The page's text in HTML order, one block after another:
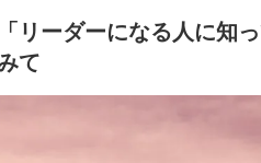
「リーダーになる人に知
て